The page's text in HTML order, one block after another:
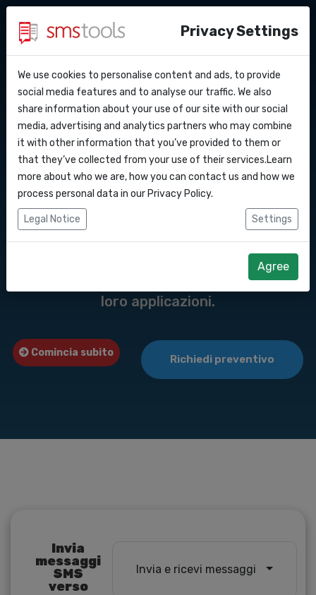
API Docs
Webhooks
Integrazioni
Zapier
Perche’ smstools?
Blog
Accordo del livello di servizio
Contatti
Richiedi un preventivo
Messaggi API del
gateway SMS verso il
Un'API SMS è un'interfaccia di
programmazione delle applicazioni
(Application Programming Interface) che
consente ai programmatori di integrare
l'invio e la ricezione di messaggi SMS nelle
loro applicazioni.
Comincia subito
Richiedi preventivo
Invia
messaggi
SMS
verso
Invia e ricevi messaggi
Privacy Settings
We use cookies to personalise content and ads, to provide
social media features and to analyse our traffic. We also
share information about your use of our site with our social
media, advertising and analytics partners who may combine
it with other information that you’ve provided to them or
that they’ve collected from your use of their services.Learn
more about who we are, how you can contact us and how we
process personal data in our Privacy Policy.
Legal Notice Settings
Agree